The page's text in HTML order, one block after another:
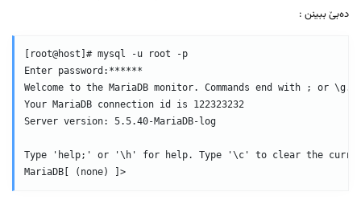
دەبێ ببینن :
[root@host]# mysql -u root -p
Enter password:******
Welcome to the MariaDB monitor. Commands end with ; or \g.
Your MariaDB connection id is 122323232
Server version: 5.5.40-MariaDB-log
Type 'help;' or '\h' for help. Type '\c' to clear the